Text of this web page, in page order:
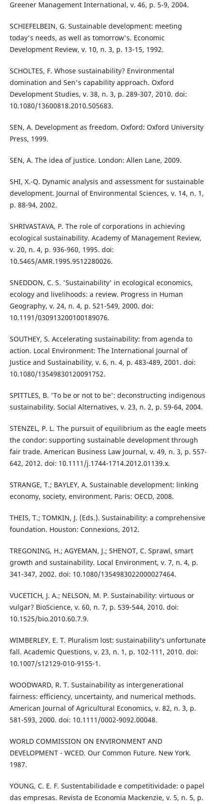
Greener Management International, v. 46, p. 5-9, 2004.
SCHIEFELBEIN, G. Sustainable development: meeting
today's needs, as well as tomorrow's. Economic
Development Review, v. 10, n. 3, p. 13-15, 1992.
SCHOLTES, F. Whose sustainability? Environmental
domination and Sen's capability approach. Oxford
Development Studies, v. 38, n. 3, p. 289-307, 2010. doi:
10.1080/13600818.2010.505683.
SEN, A. Development as freedom. Oxford: Oxford University
Press, 1999.
SEN, A. The idea of justice. London: Allen Lane, 2009.
SHI, X.-Q. Dynamic analysis and assessment for sustainable
development. Journal of Environmental Sciences, v. 14, n. 1,
p. 88-94, 2002.
SHRIVASTAVA, P. The role of corporations in achieving
ecological sustainability. Academy of Management Review,
v. 20, n. 4, p. 936-960, 1995. doi:
10.5465/AMR.1995.9512280026.
SNEDDON, C. S. 'Sustainability' in ecological economics,
ecology and livelihoods: a review. Progress in Human
Geography, v. 24, n. 4, p. 521-549, 2000. doi:
10.1191/030913200100189076.
SOUTHEY, S. Accelerating sustainability: from agenda to
action. Local Environment: The International Journal of
Justice and Sustainability, v. 6, n. 4, p. 483-489, 2001. doi:
10.1080/13549830120091752.
SPITTLES, B. 'To be or not to be': deconstructing indigenous
sustainability. Social Alternatives, v. 23, n. 2, p. 59-64, 2004.
STENZEL, P. L. The pursuit of equilibrium as the eagle meets
the condor: supporting sustainable development through
fair trade. American Business Law Journal, v. 49, n. 3, p. 557-
642, 2012. doi: 10.1111/j.1744-1714.2012.01139.x.
STRANGE, T.; BAYLEY, A. Sustainable development: linking
economy, society, environment. Paris: OECD, 2008.
THEIS, T.; TOMKIN, J. (Eds.). Sustainability: a comprehensive
foundation. Houston: Connexions, 2012.
TREGONING, H.; AGYEMAN, J.; SHENOT, C. Sprawl, smart
growth and sustainability. Local Environment, v. 7, n. 4, p.
341-347, 2002. doi: 10.1080/1354983022000027464.
VUCETICH, J. A.; NELSON, M. P. Sustainability: virtuous or
vulgar? BioScience, v. 60, n. 7, p. 539-544, 2010. doi:
10.1525/bio.2010.60.7.9.
WIMBERLEY, E. T. Pluralism lost: sustainability’s unfortunate
fall. Academic Questions, v. 23, n. 1, p. 102-111, 2010. doi:
10.1007/s12129-010-9155-1.
WOODWARD, R. T. Sustainability as intergenerational
fairness: efficiency, uncertainty, and numerical methods.
American Journal of Agricultural Economics, v. 82, n. 3, p.
581-593, 2000. doi: 10.1111/0002-9092.00048.
WORLD COMMISSION ON ENVIRONMENT AND
DEVELOPMENT - WCED. Our Common Future. New York.
1987.
YOUNG, C. E. F. Sustentabilidade e competitividade: o papel
das empresas. Revista de Economia Mackenzie, v. 5, n. 5, p.